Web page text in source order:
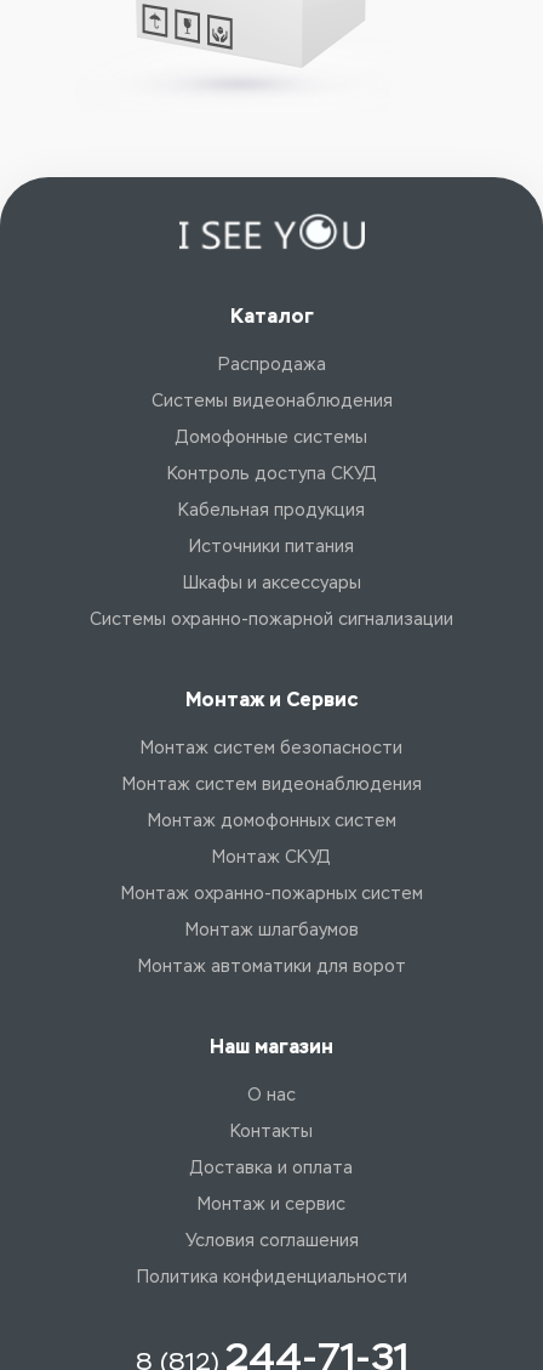
Каталог
Распродажа
Системы видеонаблюдения
Домофонные системы
Контроль доступа СКУД
Кабельная продукция
Источники питания
Шкафы и аксессуары
Системы охранно-пожарной сигнализации
Монтаж и Сервис
Монтаж систем безопасности
Монтаж систем видеонаблюдения
Монтаж домофонных систем
Монтаж СКУД
Монтаж охранно-пожарных систем
Монтаж шлагбаумов
Монтаж автоматики для ворот
Наш магазин
О нас
Контакты
Доставка и оплата
Монтаж и сервис
Условия соглашения
Политика конфиденциальности
8 (812) 244-71-31